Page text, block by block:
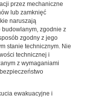
przez mechaniczne
lub zamknięć
naruszają
zgodnie z
zgodny z jego
stanie technicznym. Nie
technicznej i
z wymaganiami
ewakuacyjne i